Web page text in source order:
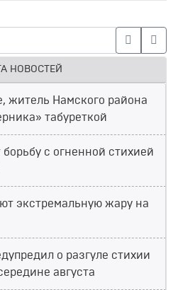
НОВОСТЕЙ
житель Намского района
табуреткой
с огненной стихией
экстремальную жару на
о разгуле стихии
августа